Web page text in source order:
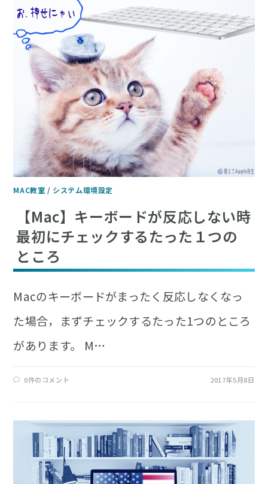
MAC教室 / システム環境設定
【Mac】キーボードが反応しない時
最初にチェックするたった１つの
ところ
Macのキーボードがまったく反応しなくなっ
た場合，まずチェックするたった1つのところ
があります。 M…
0件のコメント 2017年5月8日